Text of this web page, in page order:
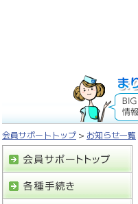
会員サポートトップ > お知らせ一覧